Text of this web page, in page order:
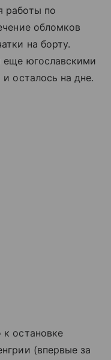
работы по
обломков
на борту.
еще югославскими
осталось на дне.
остановке
(впервые за